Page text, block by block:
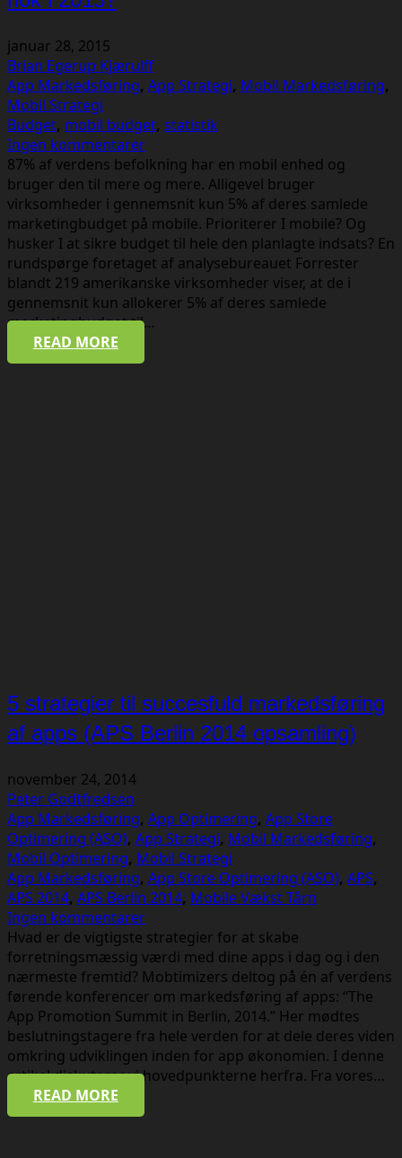
januar 28, 2015
Brian Egerup Kjærulff
App Markedsføring, App Strategi, Mobil Markedsføring,
Mobil Strategi
Budget, mobil budget, statistik
Ingen kommentarer
87% af verdens befolkning har en mobil enhed og
bruger den til mere og mere. Alligevel bruger
virksomheder i gennemsnit kun 5% af deres samlede
marketingbudget på mobile. Prioriterer I mobile? Og
husker I at sikre budget til hele den planlagte indsats? En
rundspørge foretaget af analysebureauet Forrester
blandt 219 amerikanske virksomheder viser, at de i
gennemsnit kun allokerer 5% af deres samlede
marketingbudget til…
READ MORE
5 strategier til succesfuld markedsføring
af apps (APS Berlin 2014 opsamling)
november 24, 2014
Peter Godtfredsen
App Markedsføring, App Optimering, App Store
Optimering (ASO), App Strategi, Mobil Markedsføring,
Mobil Optimering, Mobil Strategi
App Markedsføring, App Store Optimering (ASO), APS,
APS 2014, APS Berlin 2014, Mobile Vækst Tårn
Ingen kommentarer
Hvad er de vigtigste strategier for at skabe
forretningsmæssig værdi med dine apps i dag og i den
nærmeste fremtid? Mobtimizers deltog på én af verdens
førende konferencer om markedsføring af apps: “The
App Promotion Summit in Berlin, 2014.” Her mødtes
beslutningstagere fra hele verden for at dele deres viden
omkring udviklingen inden for app økonomien. I denne
artikel diskuterer vi hovedpunkterne herfra. Fra vores…
READ MORE